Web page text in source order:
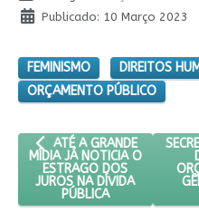
Publicado: 10 Março 2023
FEMINISMO
DIREITOS
ORÇAMENTO PÚBLICO
ARTIGO ANTERIOR: ATÉ A
ATÉ A GRANDE
MÍDIA JÁ NOTICIA O
ESTRAGO DOS
JUROS NA DÍVIDA
PÚBLICA